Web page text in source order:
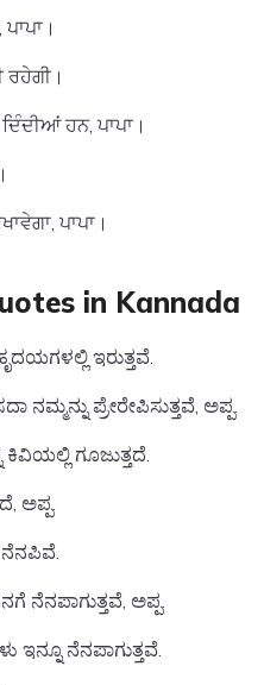
ਰਹੇਗੀ।
ਹਨ, ਪਾਪਾ।
ਪਾਪਾ।
in Kannada
ಇರುತ್ತವೆ.
ನಮ್ಮನ್ನು ಪ್ರೇರೇಪಿಸುತ್ತವೆ, ಅಪ್ಪ.
ಕಿವಿಯಲ್ಲಿ ಗೂಜುತ್ತದೆ.
ಅಪ್ಪ.
ನೆನಪಿವೆ.
ನೆನಪಾಗುತ್ತವೆ, ಅಪ್ಪ.
ಇನ್ನೂ ನೆನಪಾಗುತ್ತವೆ.